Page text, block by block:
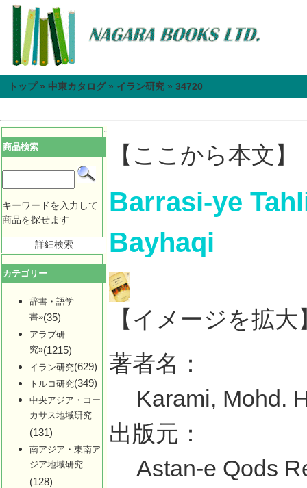
トップ» 中東カタログ» イラン研究 » 34720
商品検索
キーワードを入力して
商品を探せます
詳細検索
カテゴリー
辞書・語学
書»(35)
アラブ研
究»(1215)
イラン研究(629)
トルコ研究(349)
中央アジア・コー
カサス地域研究
(131)
南アジア・東南ア
ジア地域研究
(128)
【ここから本文】
Barrasi-ye
Bayhaqi
【イメージを拡大
著者名：
Karami, Mohd.
出版元：
Astan-e Qods